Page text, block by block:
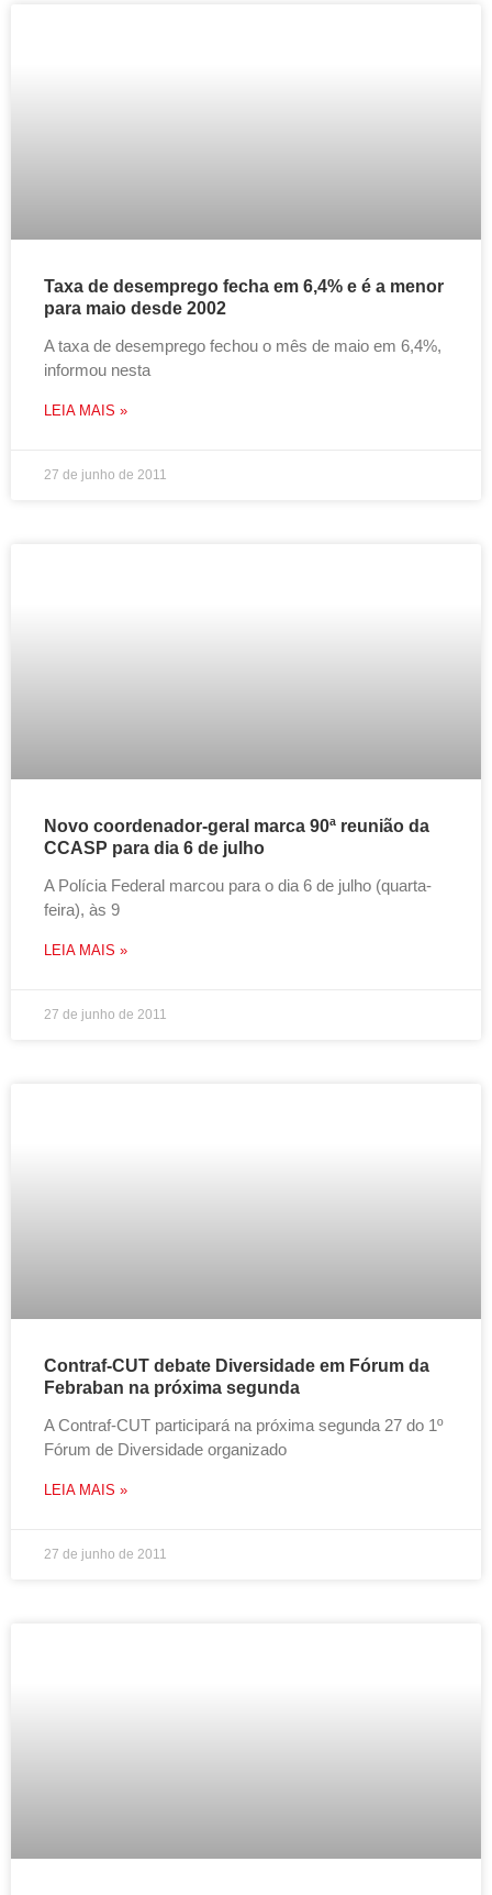
Taxa de desemprego fecha em 6,4% e é a menor
para maio desde 2002
A taxa de desemprego fechou o mês de maio em 6,4%,
informou nesta
LEIA MAIS »
27 de junho de 2011
Novo coordenador-geral marca 90ª reunião da
CCASP para dia 6 de julho
A Polícia Federal marcou para o dia 6 de julho (quarta-
feira), às 9
LEIA MAIS »
27 de junho de 2011
Contraf-CUT debate Diversidade em Fórum da
Febraban na próxima segunda
A Contraf-CUT participará na próxima segunda 27 do 1º
Fórum de Diversidade organizado
LEIA MAIS »
27 de junho de 2011